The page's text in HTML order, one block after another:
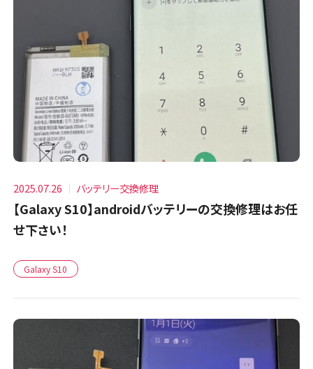
2025.07.26 バッテリー交換修理
【Galaxy S10】androidバッテリーの交換修理はお任
せ下さい！
Galaxy S10